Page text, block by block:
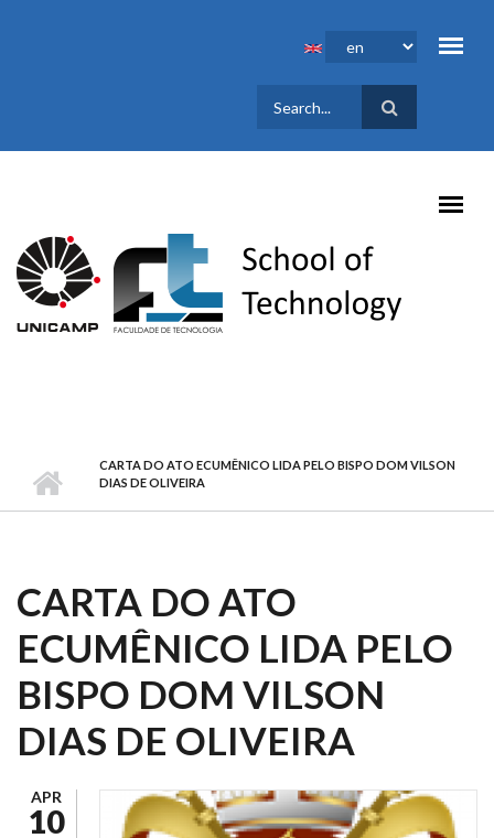
SEARCH
FORM
CARTA DO ATO ECUMÊNICO LIDA PELO BISPO DOM VILSON
DIAS DE OLIVEIRA
CARTA DO ATO
ECUMÊNICO LIDA PELO
BISPO DOM VILSON
DIAS DE OLIVEIRA
APR
10